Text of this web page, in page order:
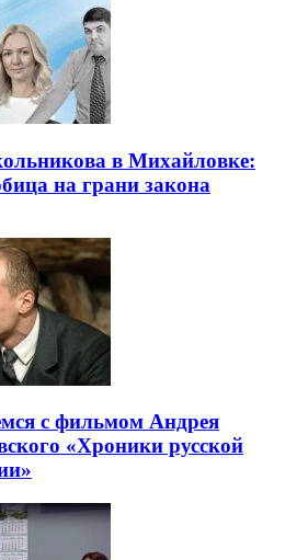
в Михайловке:
на грани закона
с фильмом Андрея
«Хроники русской